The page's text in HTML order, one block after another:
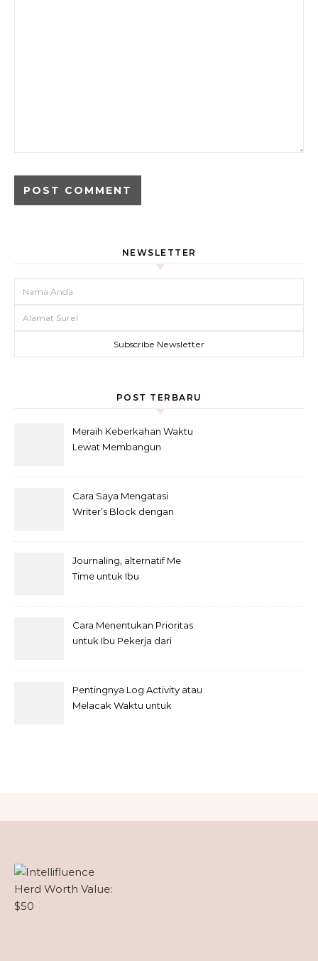
NEWSLETTER
POST TERBARU
Meraih Keberkahan Waktu
Lewat Membangun
Cara Saya Mengatasi
Writer’s Block dengan
Journaling, alternatif Me
Time untuk Ibu
Cara Menentukan Prioritas
untuk Ibu Pekerja dari
Pentingnya Log Activity atau
Melacak Waktu untuk